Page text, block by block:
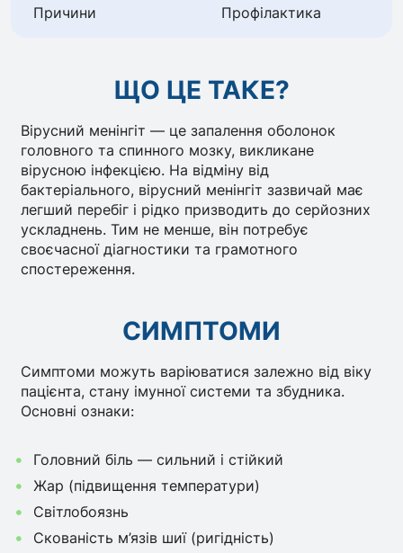
Причини
Профілактика
ЩО ЦЕ ТАКЕ?
Вірусний менінгіт — це запалення оболонок
головного та спинного мозку, викликане
вірусною інфекцією. На відміну від
бактеріального, вірусний менінгіт зазвичай має
легший перебіг і рідко призводить до серйозних
ускладнень. Тим не менше, він потребує
своєчасної діагностики та грамотного
спостереження.
СИМПТОМИ
Симптоми можуть варіюватися залежно від віку
пацієнта, стану імунної системи та збудника.
Основні ознаки:
Головний біль — сильний і стійкий
Жар (підвищення температури)
Світлобоязнь
Скованість м’язів шиї (ригідність)